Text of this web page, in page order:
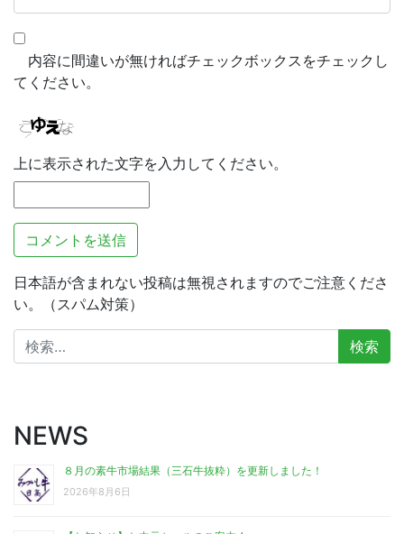
内容に間違いが無ければチェックボックスをチェックし
てください。
上に表示された文字を入力してください。
日本語が含まれない投稿は無視されますのでご注意くださ
い。（スパム対策）
検
索:
NEWS
８月の素牛市場結果（三石牛抜粋）を更新しました！
2026年8月6日